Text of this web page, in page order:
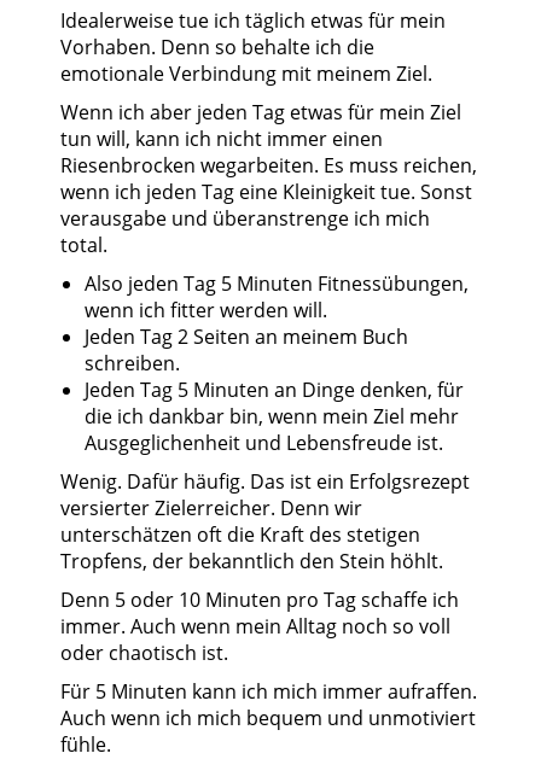
Idealerweise tue ich täglich etwas für mein
Vorhaben. Denn so behalte ich die
emotionale Verbindung mit meinem Ziel.
Wenn ich aber jeden Tag etwas für mein Ziel
tun will, kann ich nicht immer einen
Riesenbrocken wegarbeiten. Es muss reichen,
wenn ich jeden Tag eine Kleinigkeit tue. Sonst
verausgabe und überanstrenge ich mich
total.
Also jeden Tag 5 Minuten Fitnessübungen,
wenn ich fitter werden will.
Jeden Tag 2 Seiten an meinem Buch
schreiben.
Jeden Tag 5 Minuten an Dinge denken, für
die ich dankbar bin, wenn mein Ziel mehr
Ausgeglichenheit und Lebensfreude ist.
Wenig. Dafür häufig. Das ist ein Erfolgsrezept
versierter Zielerreicher. Denn wir
unterschätzen oft die Kraft des stetigen
Tropfens, der bekanntlich den Stein höhlt.
Denn 5 oder 10 Minuten pro Tag schaffe ich
immer. Auch wenn mein Alltag noch so voll
oder chaotisch ist.
Für 5 Minuten kann ich mich immer aufraffen.
Auch wenn ich mich bequem und unmotiviert
fühle.